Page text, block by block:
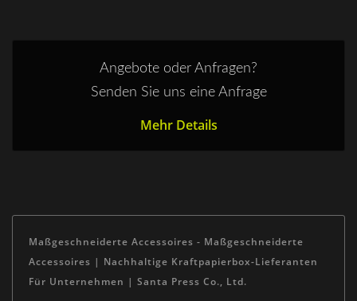
Angebote oder Anfragen?
Senden Sie uns eine Anfrage
Mehr Details
Maßgeschneiderte Accessoires - Maßgeschneiderte
Accessoires | Nachhaltige Kraftpapierbox-Lieferanten
Für Unternehmen | Santa Press Co., Ltd.